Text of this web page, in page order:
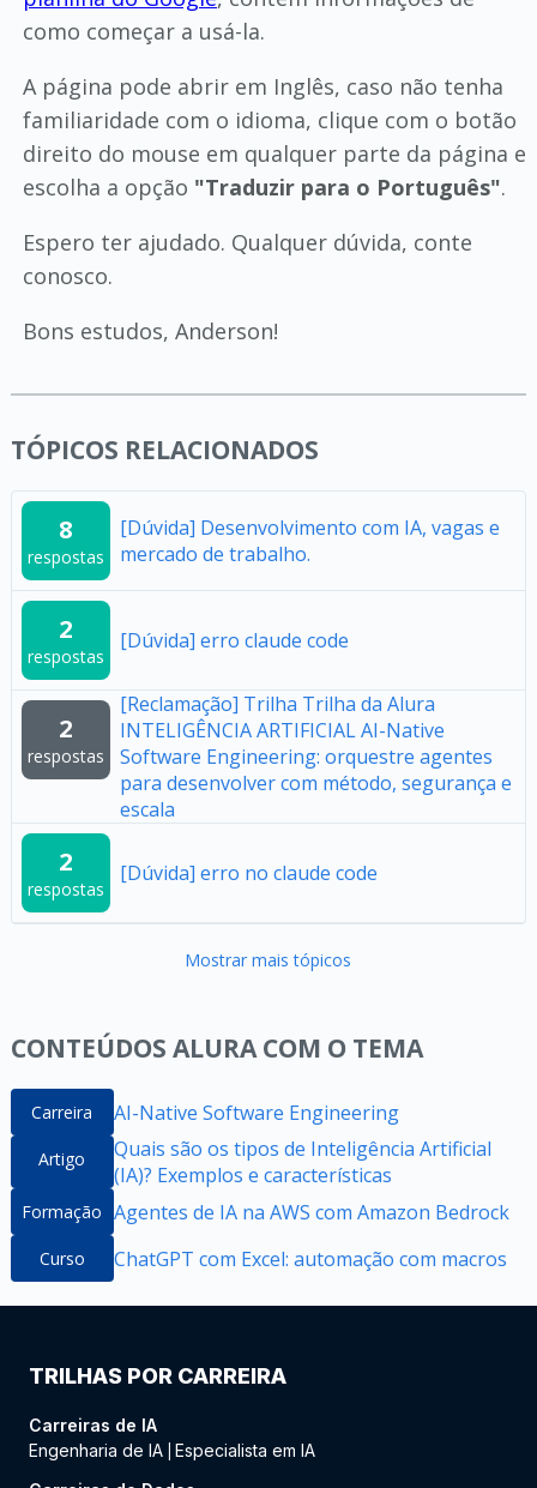
como começar a usá-la.
A página pode abrir em Inglês, caso não tenha
familiaridade com o idioma, clique com o botão
direito do mouse em qualquer parte da página e
escolha a opção "Traduzir para o Português".
Espero ter ajudado. Qualquer dúvida, conte
conosco.
Bons estudos, Anderson!
TÓPICOS RELACIONADOS
8
respostas
[Dúvida] Desenvolvimento com IA, vagas e
mercado de trabalho.
2
respostas
[Dúvida] erro claude code
2
respostas
[Reclamação] Trilha Trilha da Alura
INTELIGÊNCIA ARTIFICIAL AI-Native
Software Engineering: orquestre agentes
para desenvolver com método, segurança e
escala
2
respostas
[Dúvida] erro no claude code
Mostrar mais tópicos
CONTEÚDOS ALURA COM O TEMA
Carreira AI-Native Software Engineering
Artigo
Quais são os tipos de Inteligência Artificial
(IA)? Exemplos e características
Formação Agentes de IA na AWS com Amazon Bedrock
Curso ChatGPT com Excel: automação com macros
TRILHAS POR CARREIRA
Carreiras de IA
Engenharia de IA Especialista em IA